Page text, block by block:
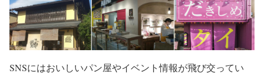
SNSにはおいしいパン屋やイベント情報が飛び交ってい